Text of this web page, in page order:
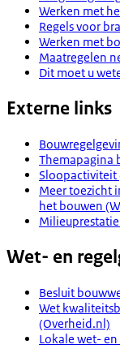
Werken met
Regels voor
Werken met
Maatregelen
Dit moet u
Externe links
Themapagina
Sloopactiviteit
Meer toezicht
het bouwen
Wet- en
Besluit
Wet
(Overheid.nl)
Lokale wet-